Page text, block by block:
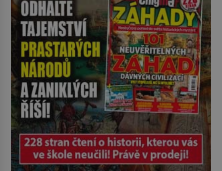
plynové komory. Jména jako Rudolf
Höss (1901–1947), Josef Mengele
(1911–1979) či Heinrich Himmler
(1900–1945) zná každý, o koho se
historie jen otřela. Jenže […]